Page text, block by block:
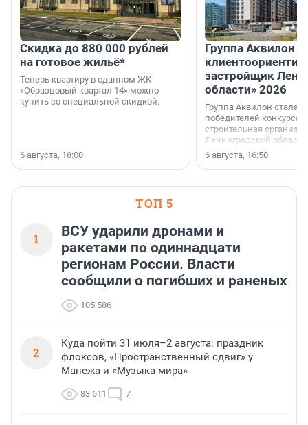
Скидка до 880 000 рублей
на готовое жильё*
Теперь квартиру в сданном ЖК
«Образцовый квартал 14» можно
купить со специальной скидкой.
6 августа, 18:00
Группа Аквилон
застройщик
области» 2026
Группа Аквилон стала
победителей конкурса
строительная
Ленинградской области
номинации «Самый
застройщик
области».
6 августа, 16:50
ТОП 5
1
ВСУ ударили дронами и
ракетами по одиннадцати
регионам России. Власти
сообщили о погибших и раненых
105 586
2
Куда пойти 31 июля–2 августа: праздник
флоксов, «Пространственный сдвиг» у
Манежа и «Музыка мира»
83 611 7